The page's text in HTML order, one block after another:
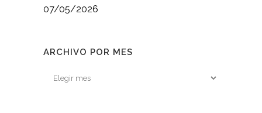
07/05/2026
ARCHIVO POR MES
Archivo